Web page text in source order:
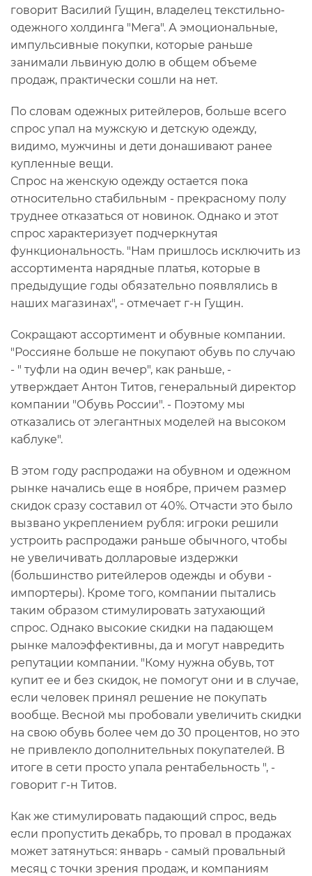
говорит Василий Гущин, владелец текстильно-
одежного холдинга "Мега". А эмоциональные,
импульсивные покупки, которые раньше
занимали львиную долю в общем объеме
продаж, практически сошли на нет.
По словам одежных ритейлеров, больше всего
спрос упал на мужскую и детскую одежду,
видимо, мужчины и дети донашивают ранее
купленные вещи.
Спрос на женскую одежду остается пока
относительно стабильным - прекрасному полу
труднее отказаться от новинок. Однако и этот
спрос характеризует подчеркнутая
функциональность. "Нам пришлось исключить из
ассортимента нарядные платья, которые в
предыдущие годы обязательно появлялись в
наших магазинах", - отмечает г-н Гущин.
Сокращают ассортимент и обувные компании.
"Россияне больше не покупают обувь по случаю
- " туфли на один вечер", как раньше, -
утверждает Антон Титов, генеральный директор
компании "Обувь России". - Поэтому мы
отказались от элегантных моделей на высоком
каблуке".
В этом году распродажи на обувном и одежном
рынке начались еще в ноябре, причем размер
скидок сразу составил от 40%. Отчасти это было
вызвано укреплением рубля: игроки решили
устроить распродажи раньше обычного, чтобы
не увеличивать долларовые издержки
(большинство ритейлеров одежды и обуви -
импортеры). Кроме того, компании пытались
таким образом стимулировать затухающий
спрос. Однако высокие скидки на падающем
рынке малоэффективны, да и могут навредить
репутации компании. "Кому нужна обувь, тот
купит ее и без скидок, не помогут они и в случае,
если человек принял решение не покупать
вообще. Весной мы пробовали увеличить скидки
на свою обувь более чем до 30 процентов, но это
не привлекло дополнительных покупателей. В
итоге в сети просто упала рентабельность ", -
говорит г-н Титов.
Как же стимулировать падающий спрос, ведь
если пропустить декабрь, то провал в продажах
может затянуться: январь - самый провальный
месяц с точки зрения продаж, и компаниям